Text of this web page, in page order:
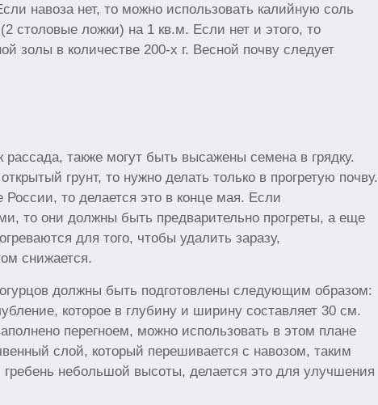
навоза нет, то можно использовать калийную соль
столовые ложки) на 1 кв.м. Если нет и этого, то
золы в количестве 200-х г. Весной почву следует
рассада, также могут быть высажены семена в грядку.
грунт, то нужно делать только в прогретую почву.
то делается это в конце мая. Если
то они должны быть предварительно прогреты, а еще
для того, чтобы удалить заразу,
снижается.
должны быть подготовлены следующим образом:
которое в глубину и ширину составляет 30 см.
перегноем, можно использовать в этом плане
слой, который перешивается с навозом, таким
небольшой высоты, делается это для улучшения